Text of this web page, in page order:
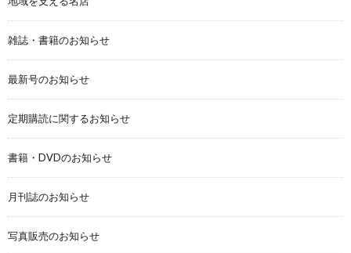
雑誌・書籍のお知らせ
最新号のお知らせ
定期購読に関するお知らせ
書籍・DVDのお知らせ
月刊誌のお知らせ
写真販売のお知らせ